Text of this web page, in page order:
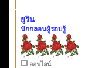
ยูริน
นักกลอนผู้รอบรู้
ออฟไลน์